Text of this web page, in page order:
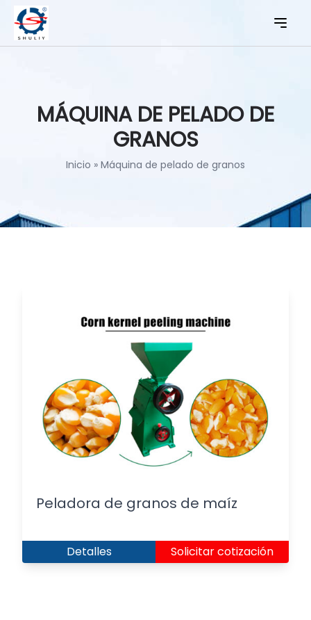
MÁQUINA DE PELADO DE
GRANOS
Inicio » Máquina de pelado de granos
Peladora de granos de maíz
Detalles Solicitar cotización